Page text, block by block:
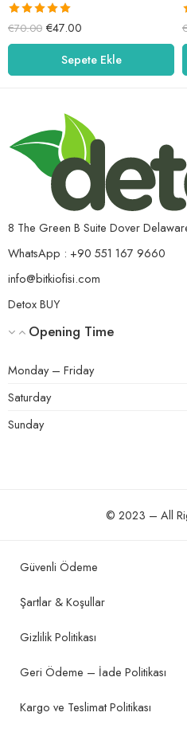
5 üzerinden
5.00oy aldı
€70.00 €47.00
Sepete Ekle
8 The Green B Suite Dover
WhatsApp : +90 551 167 9660
info@bitkiofisi.com
Detox BUY
Opening Time
Monday – Friday
Saturday
Sunday
© 2023 – All
Güvenli Ödeme
Şartlar & Koşullar
Gizlilik Politikası
Geri Ödeme – İade Politikası
Kargo ve Teslimat Politikası